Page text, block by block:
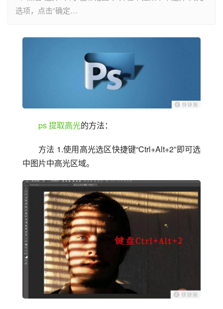
选项，点击“确定…
ps提取高光的方法：
方法 1.使用高光选区快捷键“Ctrl+Alt+2”即可选
中图片中高光区域。